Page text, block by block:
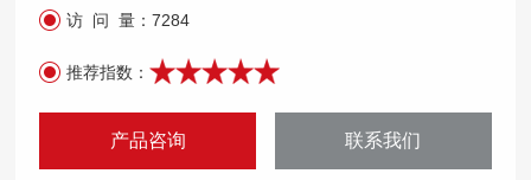
访 问 量：7284
推荐指数：
产品咨询 联系我们